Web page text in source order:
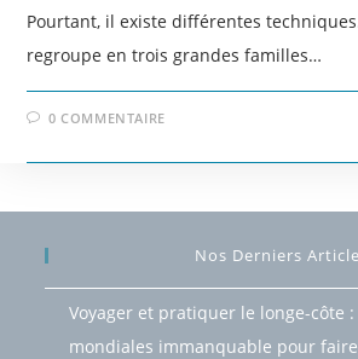
Pourtant, il existe différentes
regroupe en trois grandes familles…
0 COMMENTAIRE
Nos Derniers
Voyager et pratiquer le longe-côte
mondiales immanquable pour